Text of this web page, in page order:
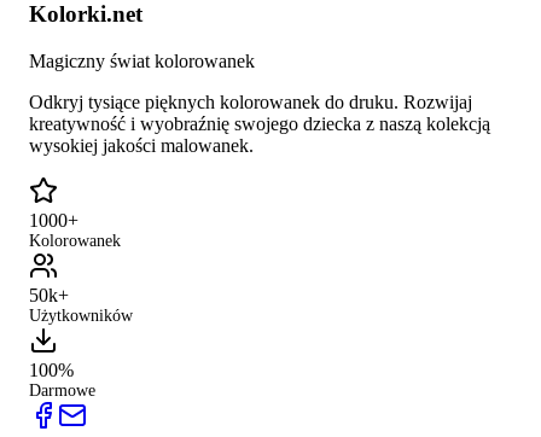
Kolorki.net
Magiczny świat kolorowanek
Odkryj tysiące pięknych kolorowanek do druku. Rozwijaj
kreatywność i wyobraźnię swojego dziecka z naszą kolekcją
wysokiej jakości malowanek.
1000+
Kolorowanek
50k+
Użytkowników
100%
Darmowe